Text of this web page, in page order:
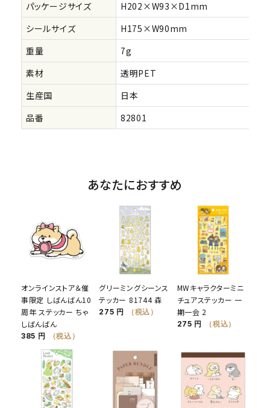
パッケージサイズ
H202×W93×D1mm
シールサイズ
H175×W90mm
重量
7g
素材
透明PET
生産国
日本
品番
82801
あなたにおすすめ
オンラインストア＆催
事限定 しばんばん10
周年 ステッカー ちゃ
しばんばん
385 円 （税込）
グリーミングシーンス
テッカー 81744 森
275 円 （税込）
MWキャラクターミニ
チュアステッカー 一
期一会 2
275 円 （税込）